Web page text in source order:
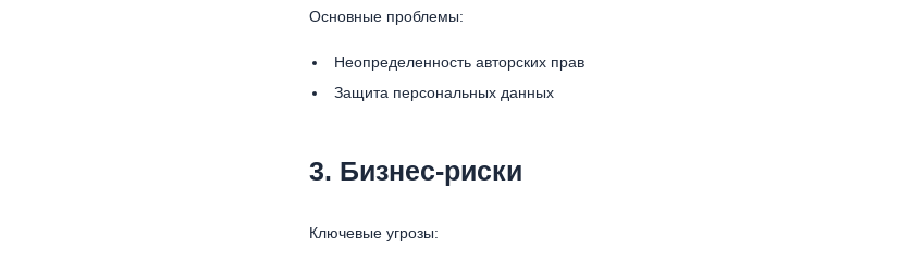
Основные проблемы:
Неопределенность авторских прав
Защита персональных данных
3. Бизнес-риски
Ключевые угрозы: